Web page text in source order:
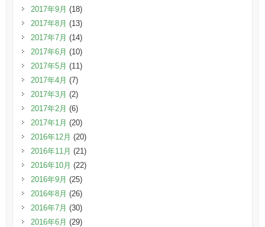
2017年9月 (18)
2017年8月 (13)
2017年7月 (14)
2017年6月 (10)
2017年5月 (11)
2017年4月 (7)
2017年3月 (2)
2017年2月 (6)
2017年1月 (20)
2016年12月 (20)
2016年11月 (21)
2016年10月 (22)
2016年9月 (25)
2016年8月 (26)
2016年7月 (30)
2016年6月 (29)